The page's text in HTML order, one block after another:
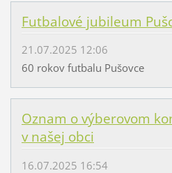
Futbalové jubileum
21.07.2025 12:06
60 rokov futbalu Pušovce
Oznam o výberovom
v našej obci
16.07.2025 16:54